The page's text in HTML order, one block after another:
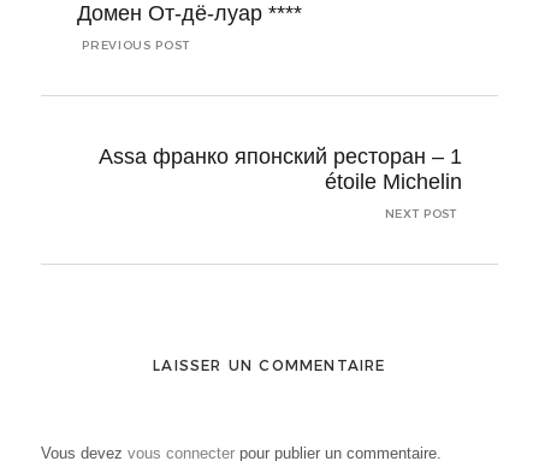
l’article
Домен От-дё-луар ****
PREVIOUS POST
Assa франко японский ресторан – 1
étoile Michelin
NEXT POST
LAISSER UN COMMENTAIRE
Vous devezvous connecter pour publier un commentaire.